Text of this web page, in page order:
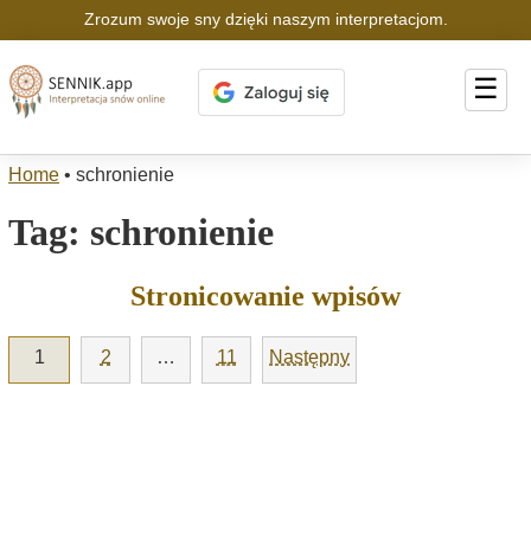
Zrozum swoje sny dzięki naszym interpretacjom.
☰
Home • schronienie
Tag: schronienie
Stronicowanie wpisów
1 2 … 11 Następny